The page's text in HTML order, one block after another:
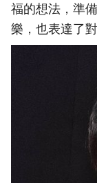
福的想法，準
樂，也表達了